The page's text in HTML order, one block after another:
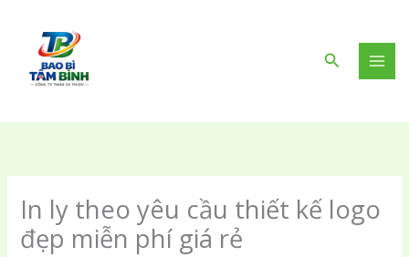
dung
Tìm
kiếm
In ly theo yêu cầu thiết kế logo
đẹp miễn phí giá rẻ